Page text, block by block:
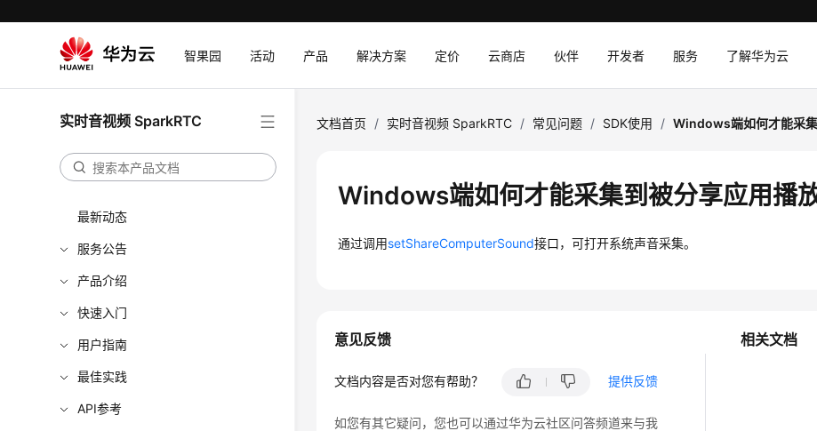
智果园 活动 产品 解决方案 定价 云商店 伙伴 开发者 服务 了解华为云
实时音视频 SparkRTC
最新动态
服务公告
产品介绍
快速入门
用户指南
最佳实践
API参考
文档首页 / 实时音视频 SparkRTC / 常见问题 / SDK使用 / Windows端如何才能采集
Windows端如何才能采集到被分享应用播
通过调用setShareComputerSound接口，可打开系统声音采集。
相关文档
意见反馈
文档内容是否对您有帮助？ 提供反馈
如您有其它疑问，您也可以通过华为云社区问答频道来与我